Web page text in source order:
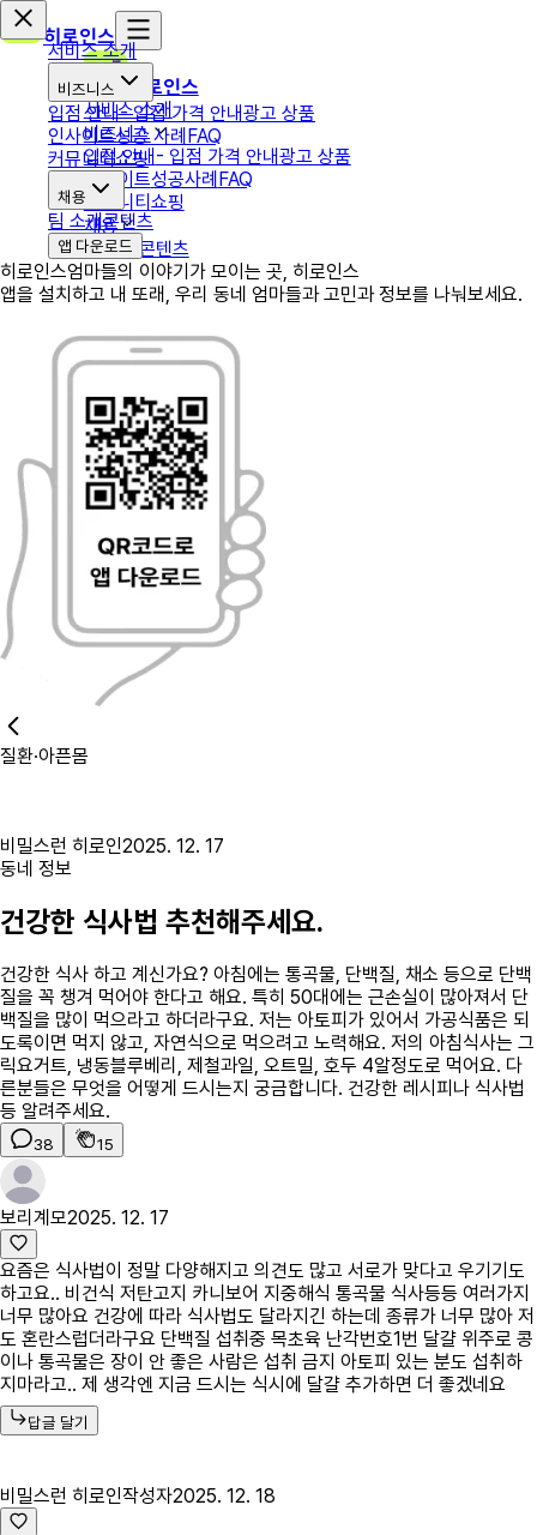
히로인스
히로인스
서비스 소개
비즈니스
입점 안내- 입점 가격 안내광고 상품
인사이트성공사례FAQ
커뮤니티쇼핑
채용
팀 소개 콘텐츠
서비스 소개
비즈니스
입점 안내- 입점 가격 안내광고 상품
인사이트성공 사례FAQ
커뮤니티쇼핑
채용
팀 소개콘텐츠
앱 다운로드
히로인스엄마들의 이야기가 모이는 곳, 히로인스
앱을 설치하고 내 또래, 우리 동네 엄마들과 고민과 정보를 나눠보세요.
질환·아픈몸
비밀스런 히로인2025. 12. 17
동네 정보
건강한 식사법 추천해주세요.
건강한 식사 하고 계신가요? 아침에는 통곡물, 단백질, 채소 등으로 단백
질을 꼭 챙겨 먹어야 한다고 해요. 특히 50대에는 근손실이 많아져서 단
백질을 많이 먹으라고 하더라구요. 저는 아토피가 있어서 가공식품은 되
도록이면 먹지 않고, 자연식으로 먹으려고 노력해요. 저의 아침식사는 그
릭요거트, 냉동블루베리, 제철과일, 오트밀, 호두 4알정도로 먹어요. 다
른분들은 무엇을 어떻게 드시는지 궁금합니다. 건강한 레시피나 식사법
등 알려주세요.
38 15
보리계모2025. 12. 17
요즘은 식사법이 정말 다양해지고 의견도 많고 서로가 맞다고 우기기도
하고요.. 비건식 저탄고지 카니보어 지중해식 통곡물 식사등등 여러가지
너무 많아요 건강에 따라 식사법도 달라지긴 하는데 종류가 너무 많아 저
도 혼란스럽더라구요 단백질 섭취중 목초육 난각번호1번 달걀 위주로 콩
이나 통곡물은 장이 안 좋은 사람은 섭취 금지 아토피 있는 분도 섭취하
지마라고.. 제 생각엔 지금 드시는 식시에 달걀 추가하면 더 좋겠네요
답글 달기
비밀스런 히로인작성자2025. 12. 18